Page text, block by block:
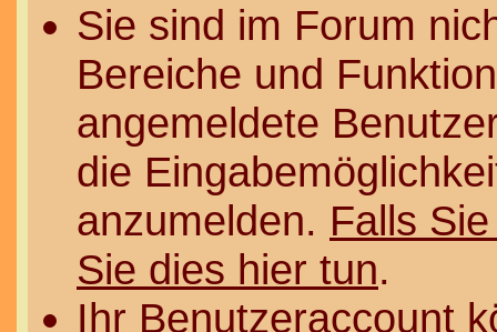
Sie sind im Forum
Bereiche und
angemeldete
die
anzumelden. Falls
Sie dies hier tun.
Ihr Benutzeraccount